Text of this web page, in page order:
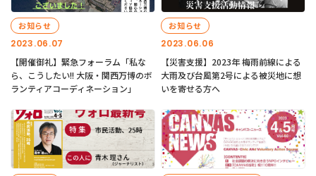
2023.06.07
お知らせ
【開催御礼】緊急フォーラム「私な
ら、こうしたい!! 大阪・関西万博のボ
ランティアコーディネーション」
2023.06.06
お知らせ
【災害支援】2023年 梅雨前線による
大雨及び台風第2号による被災地に想
いを寄せる方へ